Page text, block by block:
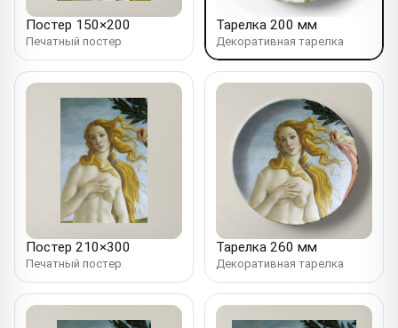
Постер 150×200
Печатный постер
Тарелка 200 мм
Декоративная тарелка
Постер 210×300
Печатный постер
Тарелка 260 мм
Декоративная тарелка